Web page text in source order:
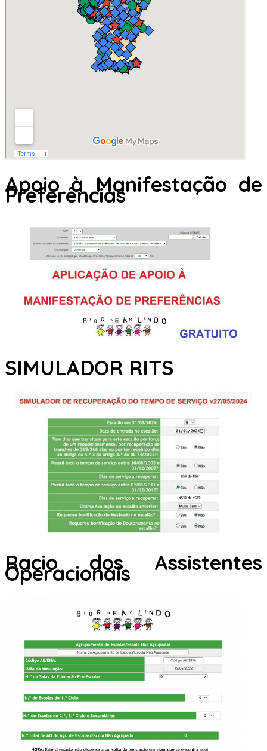
Apoio à Manifestação de
Preferências
SIMULADOR RITS
Racio dos Assistentes
Operacionais